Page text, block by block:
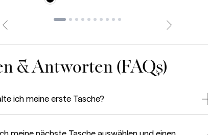
& Antworten (FAQs)
ich meine erste Tasche?